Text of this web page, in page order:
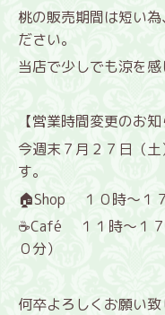
桃の販売期間は短い
ださい。
当店で少しでも涼を感
【営業時間変更のお知
今週末７月２７日（
す。
🏠Shop １０時～１
☕Café １１時～１７
０分）
何卒よろしくお願い